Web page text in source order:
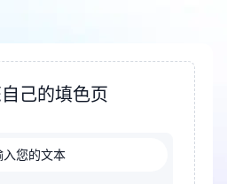
己的填色页
入您的文本